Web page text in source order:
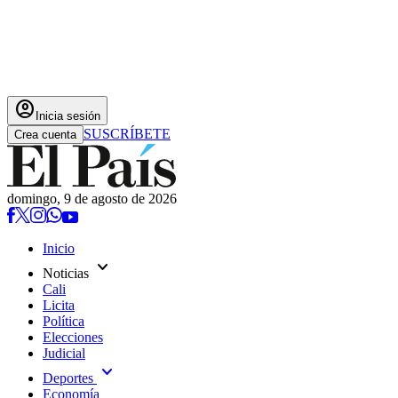
account_circle Inicia sesión
Crea cuenta SUSCRÍBETE
domingo, 9 de agosto de 2026
Inicio
Noticias expand_more
Cali
Licita
Política
Elecciones
Judicial
Deportes expand_more
Economía